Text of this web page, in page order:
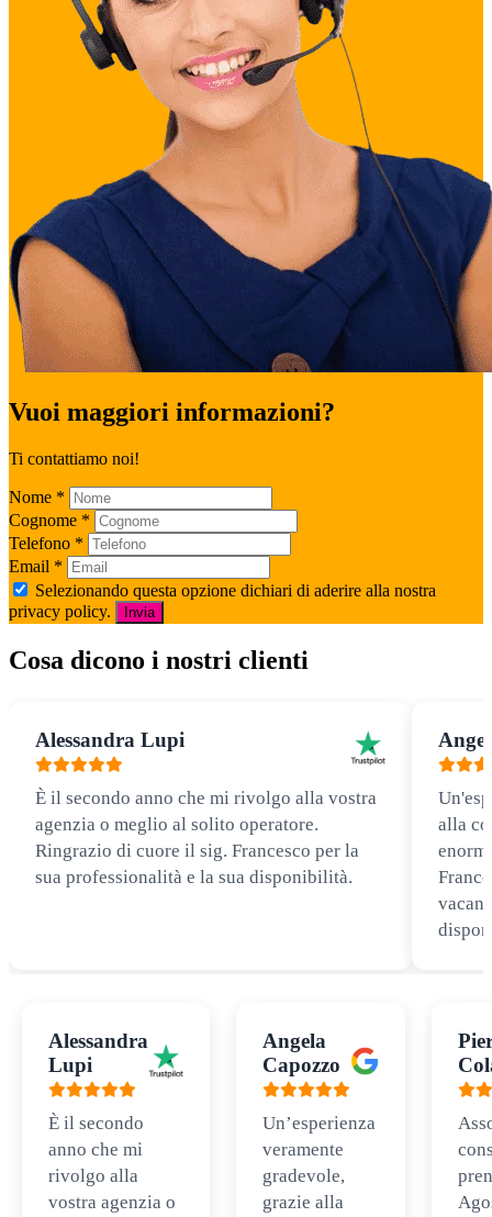
Vuoi maggiori informazioni?
Ti contattiamo noi!
Nome *
Cognome *
Telefono *
Email *
Selezionando questa opzione dichiari di aderire alla nostra
privacy policy.
Invia
Cosa dicono i nostri clienti
Alessandra Lupi
È il secondo anno che mi rivolgo alla vostra
agenzia o meglio al solito operatore.
Ringrazio di cuore il sig. Francesco per la
sua professionalità e la sua disponibilità.
alla
Alessandra
Lupi
È il secondo
anno che mi
rivolgo alla
vostra agenzia o
Angela
Capozzo
Un’esperienza
veramente
gradevole,
grazie alla